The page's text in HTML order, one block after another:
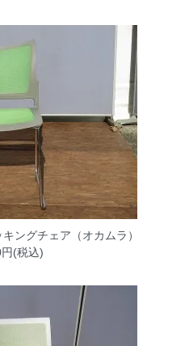
ングチェア（オカムラ）
(税込)